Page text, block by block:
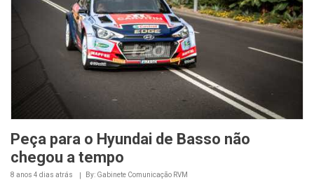
Peça para o Hyundai de Basso não
chegou a tempo
8 anos 4 dias atrás By: Gabinete Comunicação RVM